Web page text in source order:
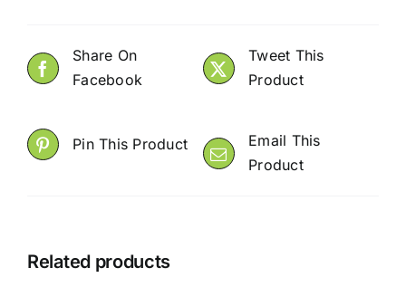
Share On
Facebook
Tweet This
Product
Pin This Product
Email This
Product
Related products